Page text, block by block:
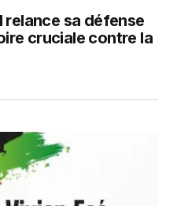
relance sa défense
cruciale contre la